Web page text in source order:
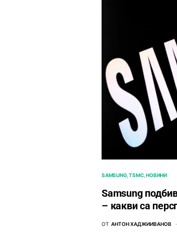
SAMSUNG TSMC НОВИНИ
Samsung
– какви са
ОТ АНТОН ХАДЖИИВАНОВ